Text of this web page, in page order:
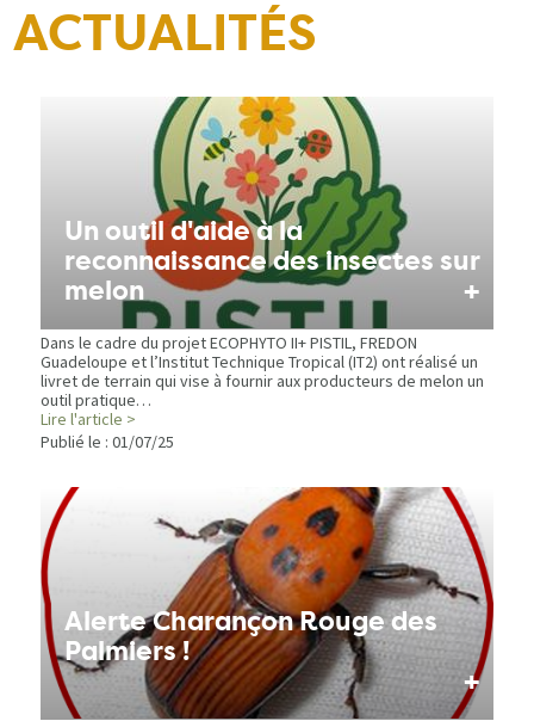
ACTUALITÉS
Un outil d'aide à la
reconnaissance des insectes sur
melon
+
Dans le cadre du projet ECOPHYTO II+ PISTIL, FREDON
Guadeloupe et l’Institut Technique Tropical (IT2) ont réalisé un
livret de terrain qui vise à fournir aux producteurs de melon un
outil pratique…
Lire l'article >
Publié le : 01/07/25
Alerte Charançon Rouge des
Palmiers !
+